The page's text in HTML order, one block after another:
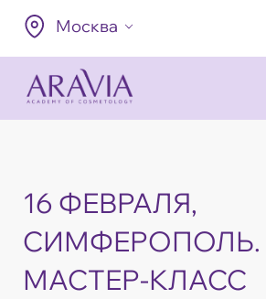
Москва
16 ФЕВРАЛЯ,
СИМФЕРОПОЛЬ.
МАСТЕР-КЛАСС